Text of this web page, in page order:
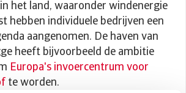
het land, waaronder windenergie
hebben individuele bedrijven een
aangenomen. De haven van
heeft bijvoorbeeld de ambitie
Europa's invoercentrum voor
te worden.